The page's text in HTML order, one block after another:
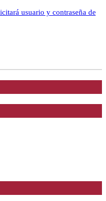
usuario y contraseña de